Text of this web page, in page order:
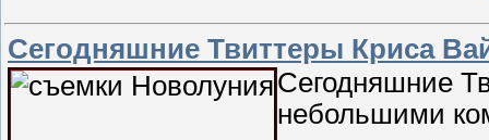
Сегодняшние Твиттеры Криса
Сегодняшние
небольшими